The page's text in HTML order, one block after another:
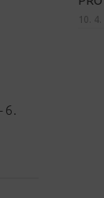
6.
10.